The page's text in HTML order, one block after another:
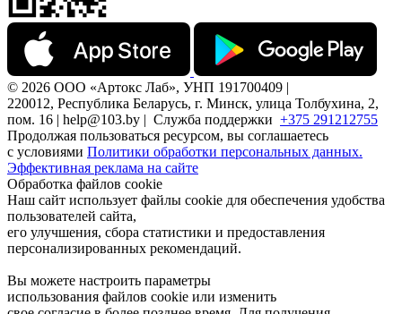
© 2026 ООО «Артокс Лаб», УНП 191700409 |
220012, Республика Беларусь, г. Минск, улица Толбухина, 2,
пом. 16 | help@103.by | Служба поддержки +375 291212755
Продолжая пользоваться ресурсом, вы соглашаетесь
с условиями Политики обработки персональных данных.
Эффективная реклама на сайте
Обработка файлов cookie
Наш сайт использует файлы cookie для обеспечения удобства
пользователей сайта,
его улучшения, сбора статистики и предоставления
персонализированных рекомендаций.
Вы можете настроить параметры
использования файлов cookie или изменить